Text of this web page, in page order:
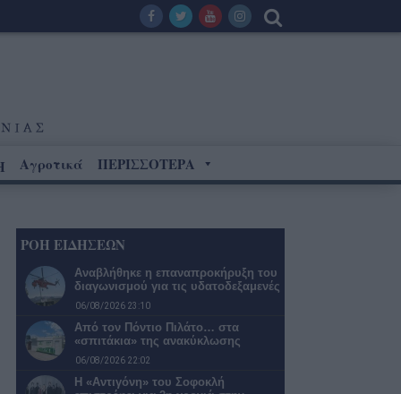
Αγροτικά ΠΕΡΙΣΣΟΤΕΡΑ
ΡΟΗ ΕΙΔΗΣΕΩΝ
Αναβλήθηκε η επαναπροκήρυξη του
διαγωνισμού για τις υδατοδεξαμενές
06/08/2026 23:10
Από τον Πόντιο Πιλάτο… στα
«σπιτάκια» της ανακύκλωσης
06/08/2026 22:02
Η «Αντιγόνη» του Σοφοκλή